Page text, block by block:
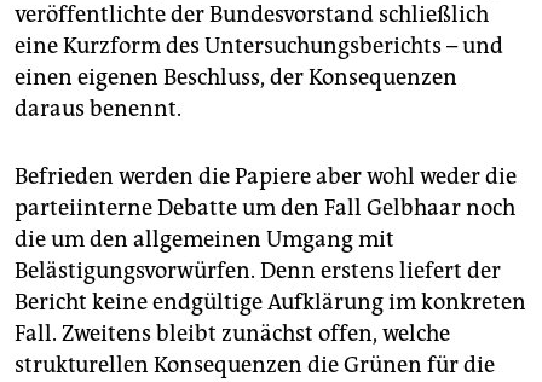
veröffentlichte der Bundesvorstand schließlich
eine Kurzform des Untersuchungsberichts – und
einen eigenen Beschluss, der Konsequenzen
daraus benennt.
Befrieden werden die Papiere aber wohl weder die
parteiinterne Debatte um den Fall Gelbhaar noch
die um den allgemeinen Umgang mit
Belästigungsvorwürfen. Denn erstens liefert der
Bericht keine endgültige Aufklärung im konkreten
Fall. Zweitens bleibt zunächst offen, welche
strukturellen Konsequenzen die Grünen für die